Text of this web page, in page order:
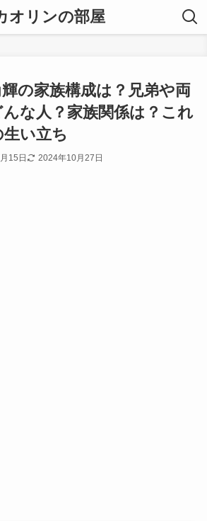
オリンの部屋
の家族構成は？兄弟や両
な人？家族関係は？これ
生い立ち
15日 2024年10月27日